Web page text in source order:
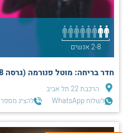
2-8 אנשים
חדר בריחה: מוטל פנורמה (גרסה 18+) |תל אביב|
הרכבת 22 תל אביב
לשלוח WhatsApp
להציג מספר